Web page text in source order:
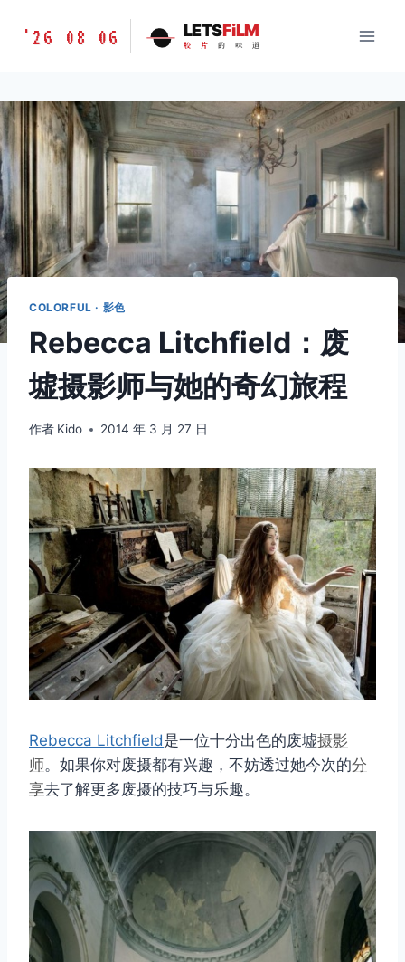
胶
味
道
LETSFILM
'26 08 06 LETSFiLM
胶 片 的 味 道
COLORFUL · 影色
Rebecca Litchfield：废
墟摄影师与她的奇幻旅程
作者 Kido 2014 年 3 月 27 日
Rebecca Litchfield是一位十分出色的废墟摄影
师。如果你对废摄都有兴趣，不妨透过她今次的分
享去了解更多废摄的技巧与乐趣。